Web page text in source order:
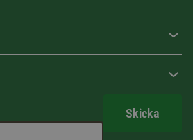
Skicka